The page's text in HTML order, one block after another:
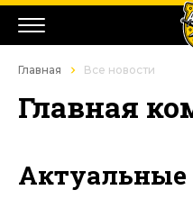
Главная Все новости
Главная
Актуальные